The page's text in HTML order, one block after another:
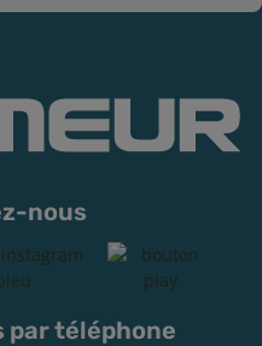
nous
téléphone